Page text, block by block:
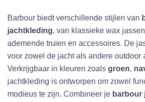
Barbour biedt verschillende stijlen van
jachtkleding, van klassieke wax
ademende truien en accessoires. De
voor zowel de jacht als andere outdoor
Verkrijgbaar in kleuren zoals groen,
jachtkleding is ontworpen om zowel
modieus te zijn. Combineer je barbour